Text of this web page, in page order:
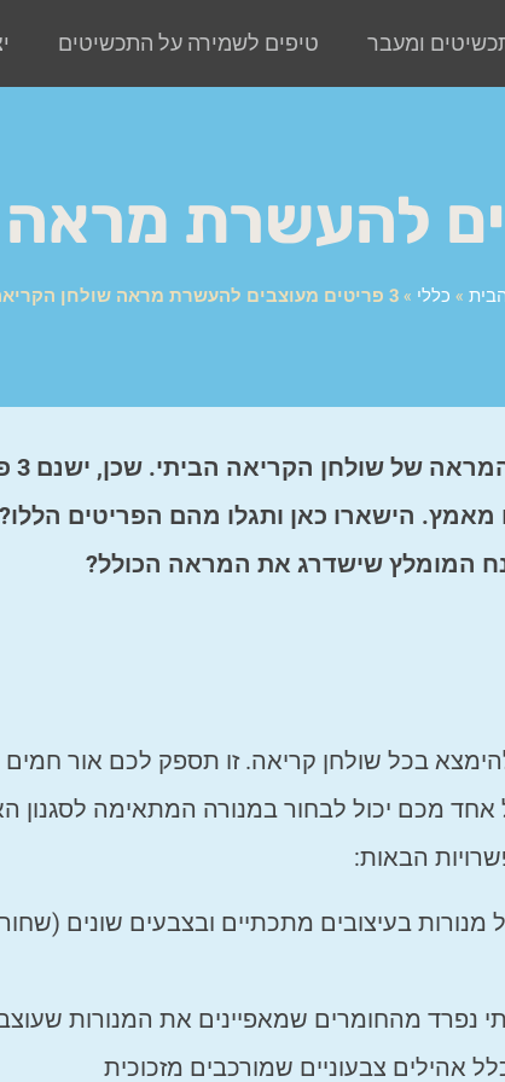
ומעבר טיפים לשמירה על התכשיטים
» כללי » 3 פריטים מעוצבים להעשרת מראה שולחן הקריאה
לא
מאמץ. הישארו כאן ותגלו מהם הפריטים
המומלץ שישדרג את המראה הכולל?
בכל שולחן קריאה. זו תספק לכם אור חמים
מכם יכול לבחור במנורה המתאימה לסגנון
הבאות:
מנורות בעיצובים מתכתיים ובצבעים שונים
נפרד מהחומרים שמאפיינים את המנורות
צבעוניים שמורכבים מזכוכית